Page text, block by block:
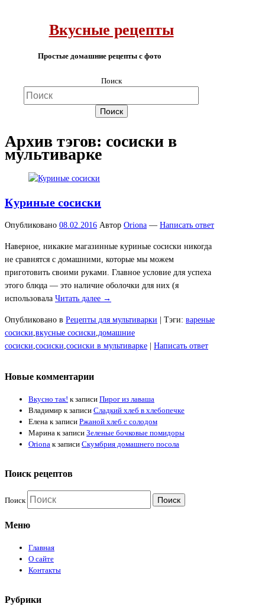
Вкусные рецепты
Простые домашние рецепты с фото
Поиск
Архив тэгов: сосиски в
мультиварке
Куриные сосиски
Опубликовано 08.02.2016 Автор Oriona — Написать ответ
Наверное, никакие магазинные куриные сосиски никогда
не сравнятся с домашними, которые мы можем
приготовить своими руками. Главное условие для успеха
этого блюда — это наличие оболочки для них (я
использовала Читать далее →
Опубликовано в Рецепты для мультиварки Тэги: вареные
сосиски,вкусные сосиски,домашние
сосиски,сосиски,сосиски в мультиварке Написать ответ
Новые комментарии
Вкусно так! к записи Пирог из лаваша
Владимир к записи Сладкий хлеб в хлебопечке
Елена к записи Ржаной хлеб с солодом
Марина к записи Зеленые бочковые помидоры
Oriona к записи Скумбрия домашнего посола
Поиск рецептов
Поиск
Меню
Главная
О сайте
Контакты
Рубрики